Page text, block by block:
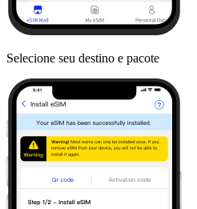
Selecione seu destino e pacote